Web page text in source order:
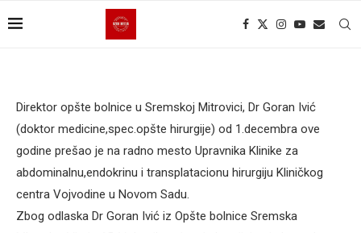
Direktor opšte bolnice u Sremskoj Mitrovici, Dr Goran Ivić
(doktor medicine,spec.opšte hirurgije) od 1.decembra ove
godine prešao je na radno mesto Upravnika Klinike za
abdominalnu,endokrinu i transplatacionu hirurgiju Kliničkog
centra Vojvodine u Novom Sadu.
Zbog odlaska Dr Goran Ivić iz Opšte bolnice Sremska